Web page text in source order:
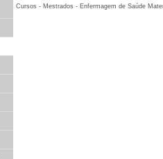
Cursos - Mestrados - Enfermagem de Saúde